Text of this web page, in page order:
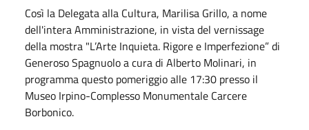
Così la Delegata alla Cultura, Marilisa Grillo, a nome
dell'intera Amministrazione, in vista del vernissage
della mostra "L’Arte Inquieta. Rigore e Imperfezione” di
Generoso Spagnuolo a cura di Alberto Molinari, in
programma questo pomeriggio alle 17:30 presso il
Museo Irpino-Complesso Monumentale Carcere
Borbonico.